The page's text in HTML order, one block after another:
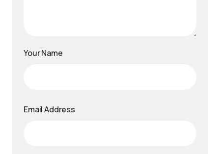
Your Name
Email Address